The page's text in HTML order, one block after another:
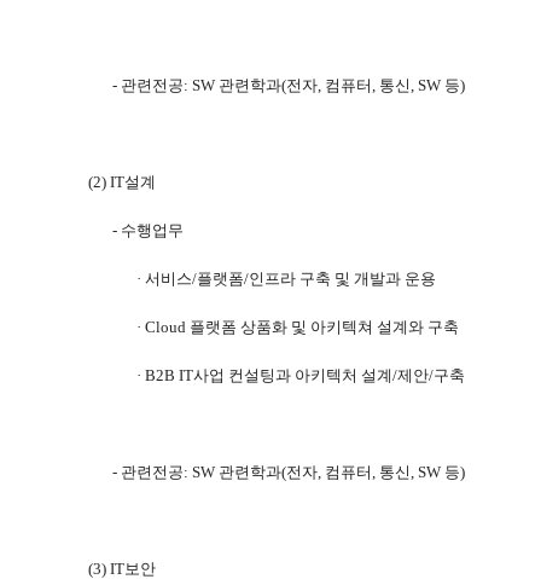
- 관련전공: SW 관련학과(전자, 컴퓨터, 통신, SW 등)
(2) IT설계
- 수행업무
· 서비스/플랫폼/인프라 구축 및 개발과 운용
· Cloud 플랫폼 상품화 및 아키텍쳐 설계와 구축
· B2B IT사업 컨설팅과 아키텍처 설계/제안/구축
- 관련전공: SW 관련학과(전자, 컴퓨터, 통신, SW 등)
(3) IT보안